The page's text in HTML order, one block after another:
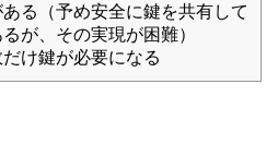
る（予め安全に鍵を共有して
が、その実現が困難）
け鍵が必要になる